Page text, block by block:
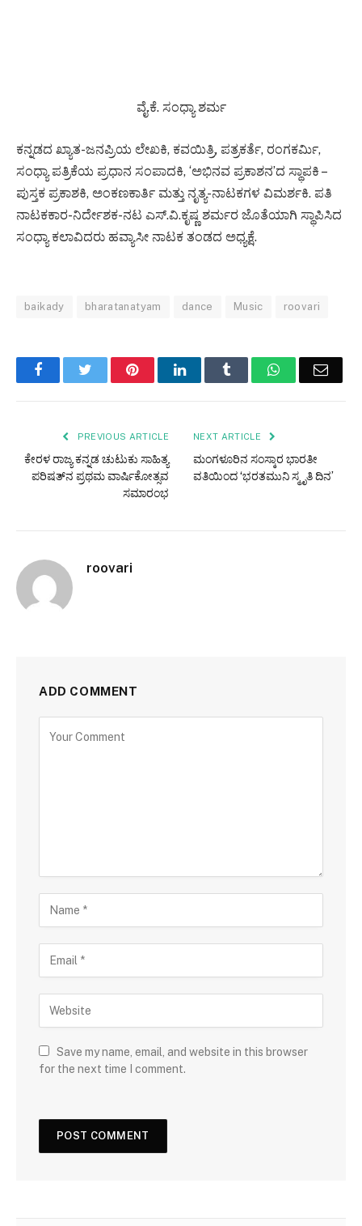
ವೈ.ಕೆ. ಸಂಧ್ಯಾ ಶರ್ಮ
ಕನ್ನಡದ ಖ್ಯಾತ-ಜನಪ್ರಿಯ ಲೇಖಕಿ, ಕವಯಿತ್ರಿ, ಪತ್ರಕರ್ತೆ, ರಂಗಕರ್ಮಿ,
ಸಂಧ್ಯಾ ಪತ್ರಿಕೆಯ ಪ್ರಧಾನ ಸಂಪಾದಕಿ, ‘ಅಭಿನವ ಪ್ರಕಾಶನ’ದ ಸ್ಥಾಪಕಿ –
ಪುಸ್ತಕ ಪ್ರಕಾಶಕಿ, ಅಂಕಣಕಾರ್ತಿ ಮತ್ತು ನೃತ್ಯ-ನಾಟಕಗಳ ವಿಮರ್ಶಕಿ. ಪತಿ
ನಾಟಕಕಾರ-ನಿರ್ದೇಶಕ-ನಟ ಎಸ್.ವಿ.ಕೃಷ್ಣ ಶರ್ಮರ ಜೊತೆಯಾಗಿ ಸ್ಥಾಪಿಸಿದ
ಸಂಧ್ಯಾ ಕಲಾವಿದರು ಹವ್ಯಾಸೀ ನಾಟಕ ತಂಡದ ಅಧ್ಯಕ್ಷೆ.
baikady bharatanatyam dance Music roovari
FacebookTwitter PinterestLinkedInTumblr WhatsAppEmail
PREVIOUS ARTICLE
ಕೇರಳ ರಾಜ್ಯ ಕನ್ನಡ ಚುಟುಕು ಸಾಹಿತ್ಯ
ಪರಿಷತ್‌ನ ಪ್ರಥಮ ವಾರ್ಷಿಕೋತ್ಸವ
ಸಮಾರಂಭ
NEXT ARTICLE
ಮಂಗಳೂರಿನ ಸಂಸ್ಕಾರ ಭಾರತೀ
ವತಿಯಿಂದ ‘ಭರತಮುನಿ ಸ್ಮೃತಿ ದಿನ’
roovari
ADD COMMENT
Save my name, email, and website in this browser
for the next time I comment.